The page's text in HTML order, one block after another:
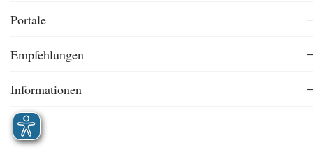
Portale
Empfehlungen
Informationen